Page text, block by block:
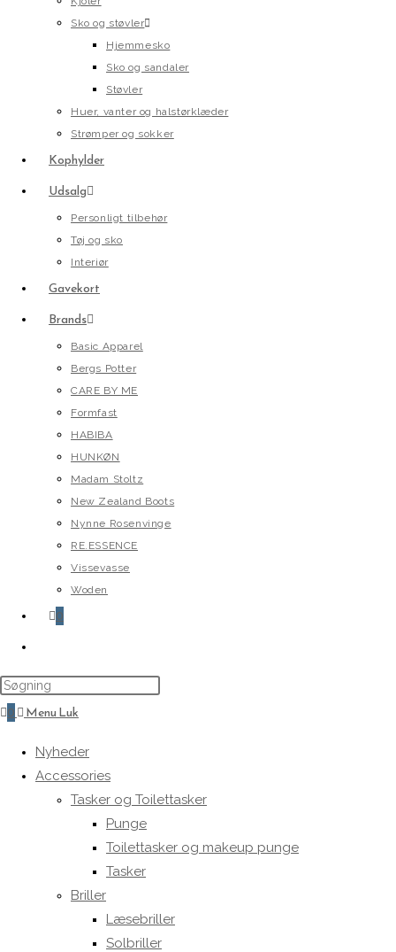
Sko og støvler
Hjemmesko
Sko og sandaler
Støvler
Huer, vanter og halstørklæder
Strømper og sokker
Kophylder
Udsalg
Personligt tilbehør
Tøj og sko
Interiør
Gavekort
Brands
Basic Apparel
Bergs Potter
CARE BY ME
Formfast
HABIBA
HUNKØN
Madam Stoltz
New Zealand Boots
Nynne Rosenvinge
RE.ESSENCE
Vissevasse
Woden
0
website
search
0 MenuLuk
Nyheder
Accessories
Tasker og Toilettasker
Punge
Toilettasker og makeup punge
Tasker
Briller
Læsebriller
Solbriller